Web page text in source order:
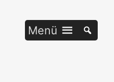
Menü